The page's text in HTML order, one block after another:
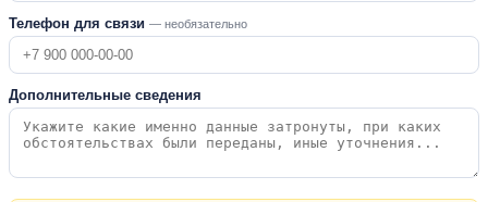
Телефон для связи — необязательно
Дополнительные сведения